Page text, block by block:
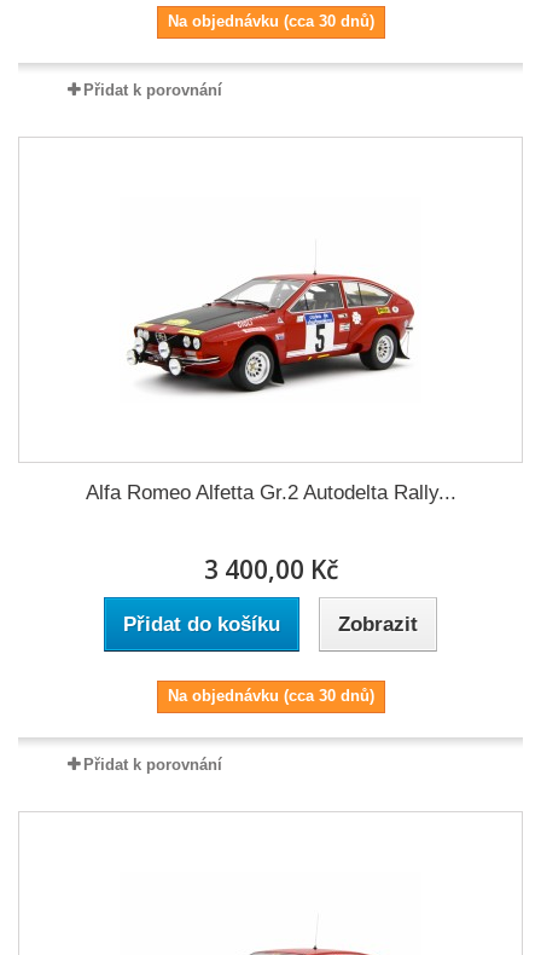
Na objednávku (cca 30 dnů)
Přidat k porovnání
Alfa Romeo Alfetta Gr.2 Autodelta Rally...
3 400,00 Kč
Přidat do košíku Zobrazit
Na objednávku (cca 30 dnů)
Přidat k porovnání